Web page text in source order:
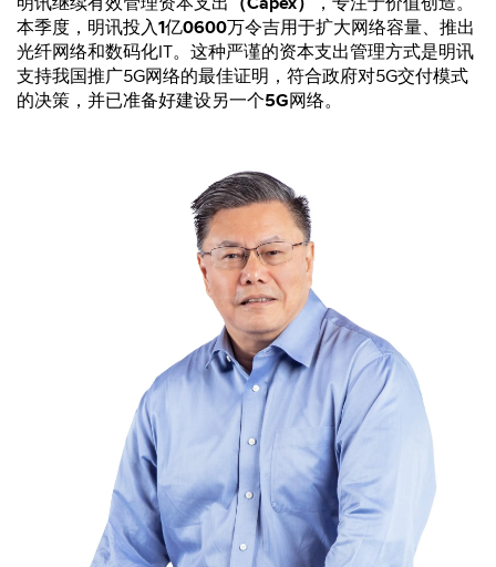
本季度，明讯投入1亿0600万令吉用于扩大网络容量、推出
光纤网络和数码化IT。这种严谨的资本支出管理方式是明讯
支持我国推广5G网络的最佳证明，符合政府对5G交付模式
的决策，并已准备好建设另一个5G网络。